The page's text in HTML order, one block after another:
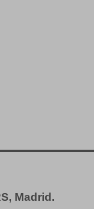
Madrid.